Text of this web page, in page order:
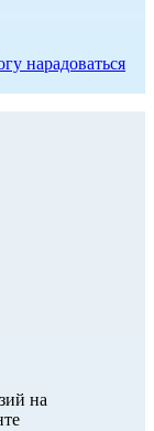
нарадоваться
на